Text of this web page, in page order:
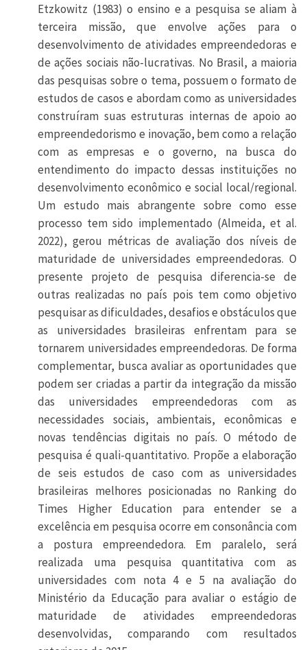
Etzkowitz (1983) o ensino e a pesquisa se aliam à
terceira missão, que envolve ações para o
desenvolvimento de atividades empreendedoras e
de ações sociais não-lucrativas. No Brasil, a maioria
das pesquisas sobre o tema, possuem o formato de
estudos de casos e abordam como as universidades
construíram suas estruturas internas de apoio ao
empreendedorismo e inovação, bem como a relação
com as empresas e o governo, na busca do
entendimento do impacto dessas instituições no
desenvolvimento econômico e social local/regional.
Um estudo mais abrangente sobre como esse
processo tem sido implementado (Almeida, et al.
2022), gerou métricas de avaliação dos níveis de
maturidade de universidades empreendedoras. O
presente projeto de pesquisa diferencia-se de
outras realizadas no país pois tem como objetivo
pesquisar as dificuldades, desafios e obstáculos que
as universidades brasileiras enfrentam para se
tornarem universidades empreendedoras. De forma
complementar, busca avaliar as oportunidades que
podem ser criadas a partir da integração da missão
das universidades empreendedoras com as
necessidades sociais, ambientais, econômicas e
novas tendências digitais no país. O método de
pesquisa é quali-quantitativo. Propõe a elaboração
de seis estudos de caso com as universidades
brasileiras melhores posicionadas no Ranking do
Times Higher Education para entender se a
excelência em pesquisa ocorre em consonância com
a postura empreendedora. Em paralelo, será
realizada uma pesquisa quantitativa com as
universidades com nota 4 e 5 na avaliação do
Ministério da Educação para avaliar o estágio de
maturidade de atividades empreendedoras
desenvolvidas, comparando com resultados